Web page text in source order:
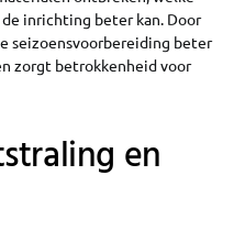
inrichting beter kan. Door
seizoensvoorbereiding beter
zorgt betrokkenheid voor
en